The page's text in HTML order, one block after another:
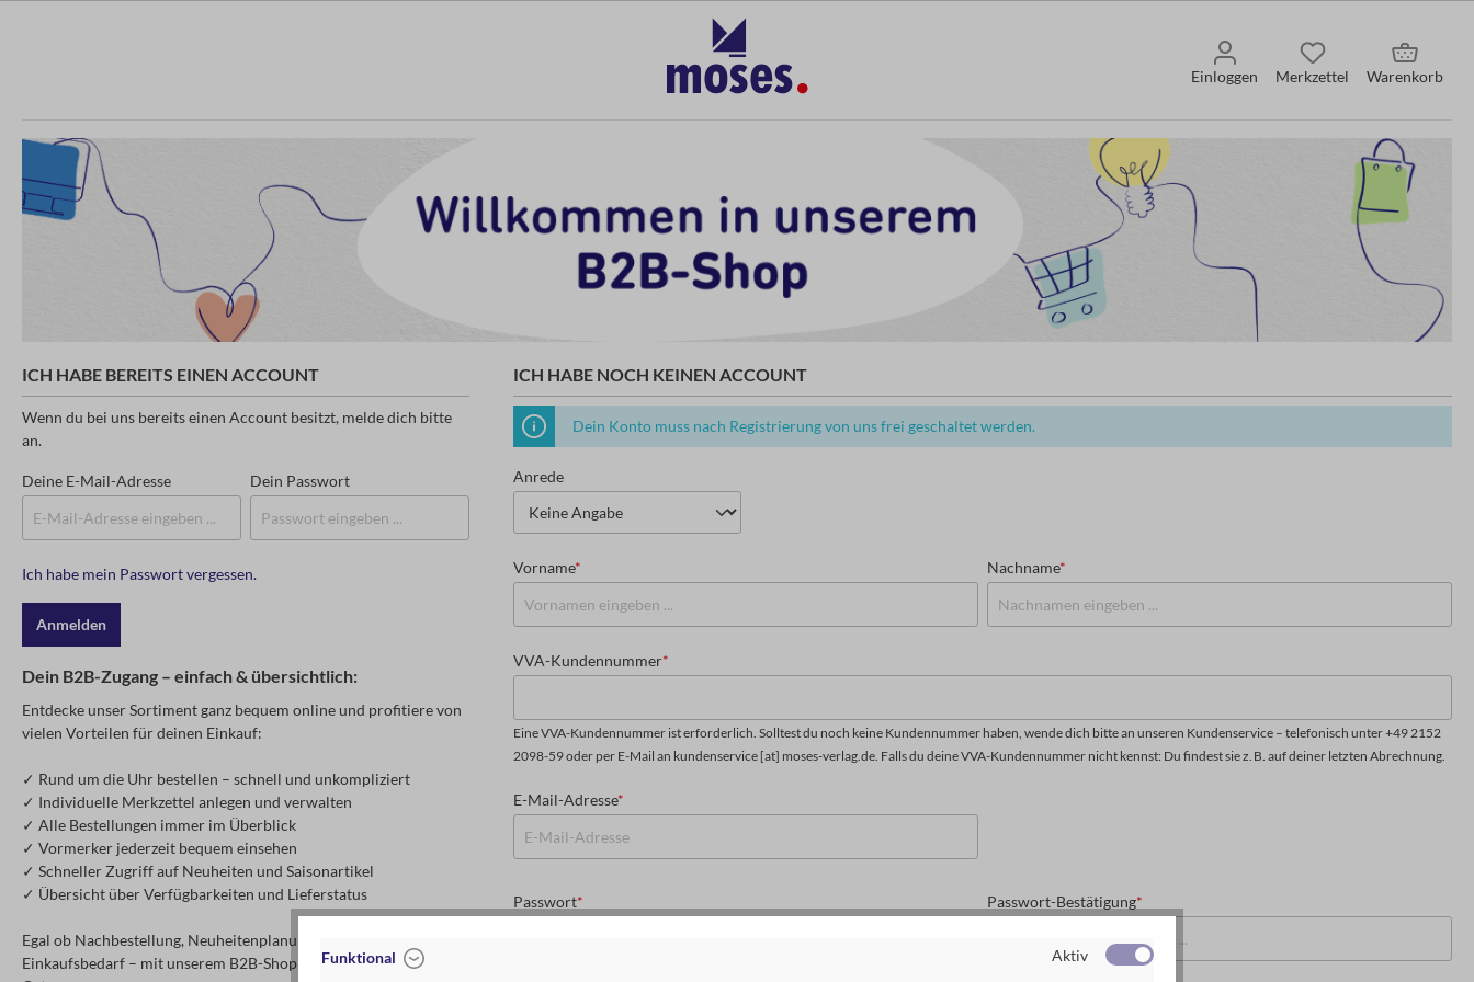
Einloggen Merkzettel Warenkorb
ICH HABE BEREITS EINEN ACCOUNT
Wenn du bei uns bereits einen Account besitzt, melde dich bitte
an.
Deine E-Mail-Adresse Dein Passwort
Ich habe mein Passwort vergessen.
Anmelden
Dein B2B-Zugang – einfach & übersichtlich:
Entdecke unser Sortiment ganz bequem online und profitiere von
vielen Vorteilen für deinen Einkauf:
✓ Rund um die Uhr bestellen – schnell und unkompliziert
✓ Individuelle Merkzettel anlegen und verwalten
✓ Alle Bestellungen immer im Überblick
✓ Vormerker jederzeit bequem einsehen
✓ Schneller Zugriff auf Neuheiten und Saisonartikel
✓ Übersicht über Verfügbarkeiten und Lieferstatus
Egal ob Nachbestellung, Neuheitenplanung oder spontaner
Einkaufsbedarf – mit unserem B2B-Shop hast du alles an einem
ICH HABE NOCH KEINEN ACCOUNT
Dein Konto muss nach Registrierung von uns frei geschaltet werden.
Anrede
Vorname* Nachname*
VVA-Kundennummer*
Eine VVA-Kundennummer ist erforderlich. Solltest du noch keine Kundennummer haben, wende dich bitte an unseren Kundenservice – telefonisch unter +49 2152
2098-59 oder per E-Mail an kundenservice [at] moses-verlag.de. Falls du deine VVA-Kundennummer nicht kennst: Du findest sie z. B. auf deiner letzten Abrechnung.
E-Mail-Adresse*
Passwort* Passwort-Bestätigung*
Funktional Aktiv